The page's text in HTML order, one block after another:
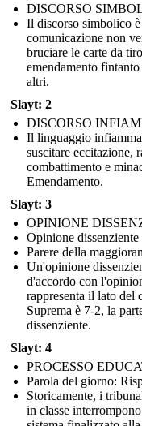
DISCORSO
Il discorso simbolico
comunicazione non
bruciare le carte da
emendamento
altri.
Slayt: 2
DISCORSO
Il linguaggio
suscitare eccitazione,
combattimento e
Emendamento.
Slayt: 3
OPINIONE
Opinione dissenziente
Parere della
Un'opinione
d'accordo con
rappresenta il lato del
Suprema è 7-2, la
dissenziente.
Slayt: 4
PROCESSO
Parola del giorno:
Storicamente, i
in classe